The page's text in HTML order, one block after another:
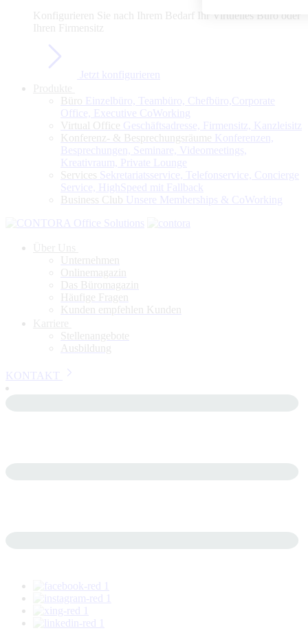
Konfigurieren Sie nach Ihrem Bedarf Ihr Virtuelles Büro oder
Ihren Firmensitz
Jetzt konfigurieren
Büro Einzelbüro, Teambüro, Chefbüro,Corporate
Office, Executive CoWorking
Virtual Office Geschäftsadresse, Firmensitz, Kanzleisitz
Konferenz- & Besprechungsräume Konferenzen,
Besprechungen, Seminare, Videomeetings,
Kreativraum, Private Lounge
Services Sekretariatsservice, Telefonservice, Concierge
Service, HighSpeed mit Fallback
Business Club Unsere Memberships & CoWorking
Unternehmen
Onlinemagazin
Das Büromagazin
Häufige Fragen
Kunden empfehlen Kunden
Stellenangebote
Ausbildung
KONTAKT